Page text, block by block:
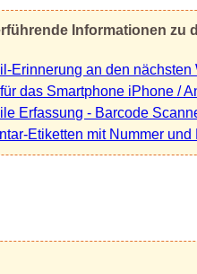
Informationen zu
Erinnerung an den nächsten
das Smartphone iPhone /
Erfassung - Barcode
Etiketten mit Nummer und